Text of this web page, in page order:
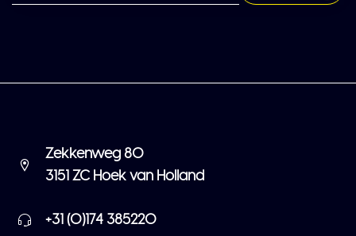
Zekkenweg 80
3151 ZC Hoek van Holland
+31 (0)174 385220